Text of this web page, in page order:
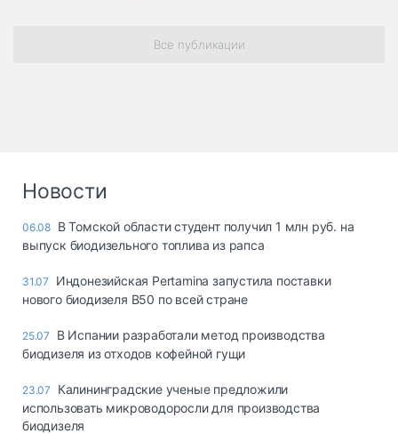
Все публикации
Новости
06.08 В Томской области студент получил 1 млн руб. на
выпуск биодизельного топлива из рапса
31.07
Индонезийская Pertamina запустила поставки
нового биодизеля B50 по всей стране
25.07
В Испании разработали метод производства
биодизеля из отходов кофейной гущи
23.07
Калининградские ученые предложили
использовать микроводоросли для производства
биодизеля